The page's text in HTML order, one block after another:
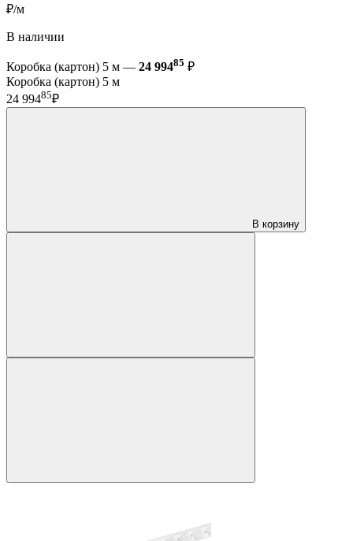
₽/м
В наличии
Коробка (картон) 5 м — 24 99485 ₽
Коробка (картон) 5 м
24 99485₽
В корзину